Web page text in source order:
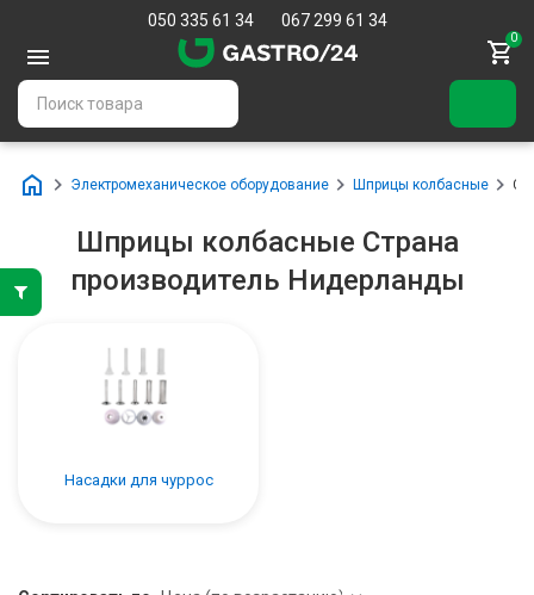
050 335 61 34 067 299 61 34
0
Электромеханическое оборудование Шприцы колбасные
Шприцы колбасные Страна
производитель Нидерланды
Насадки для чуррос